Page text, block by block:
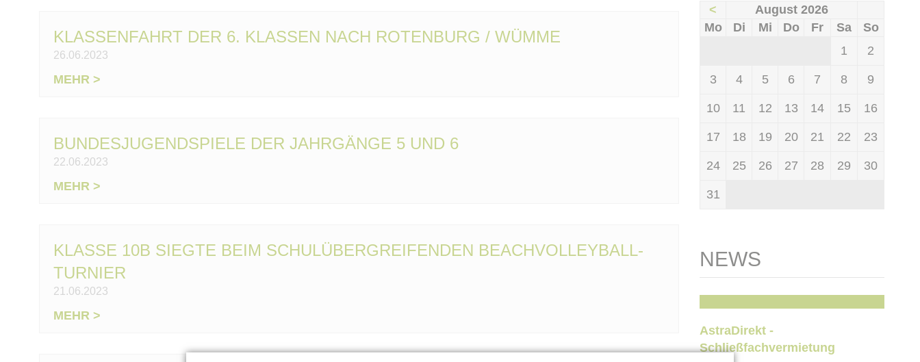
Bilinguale
Angebote
Sozialkompetenzen
Lernkompetenzen
Konzepte
Beratungsteam
Schulsozialarbeit
Förderungen
Mathe
Deutsch
KLASSENFAHRT DER 6. KLASSEN NACH ROTENBURG / WÜMME
26.06.2023
MEHR >
NACH
ROTENBURG
BUNDESJUGENDSPIELE DER JAHRGÄNGE 5 UND 6
22.06.2023
MEHR >
UND
6
KLASSE 10B SIEGTE BEIM SCHULÜBERGREIFENDEN BEACHVOLLEYBALL-
TURNIER
21.06.2023
MEHR >
<
August 2026
Montag
Dienstag
Mittwoch
Donnerstag
Freitag
Samstag
Sonntag
1
2
3 4 5 6 7 8 9
10 11 12 13 14 15 16
17 18 19 20 21 22 23
24 25 26 27 28 29 30
31
NEWS
AstraDirekt -
Schließfachvermietung